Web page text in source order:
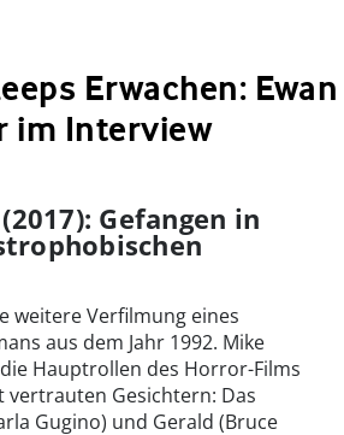
Erwachen: Ewan
im Interview
Gefangen in
weitere Verfilmung eines
aus dem Jahr 1992. Mike
Hauptrollen des Horror-Films
vertrauten Gesichtern: Das
Gugino) und Gerald (Bruce